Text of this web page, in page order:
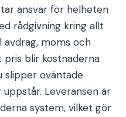
ansvar för helheten
rådgivning kring allt
moms och
pris blir kostnaderna
slipper oväntade
Leveransen är
system, vilket gör